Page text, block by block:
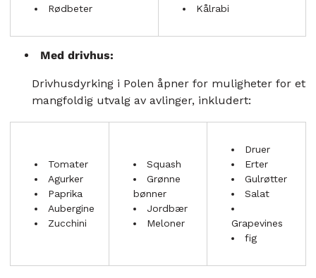
Rødbeter
Kålrabi
Med drivhus:
Drivhusdyrking i Polen åpner for muligheter for et
mangfoldig utvalg av avlinger, inkludert:
Tomater
Agurker
Paprika
Aubergine
Zucchini
Squash
Grønne
bønner
Jordbær
Meloner
Druer
Erter
Gulrøtter
Salat
Grapevines
fig